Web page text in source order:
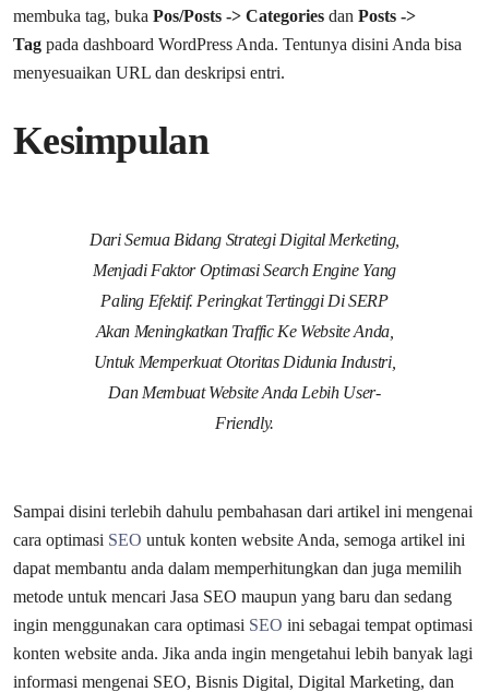
membuka tag, buka Pos/Posts -> Categories dan Posts ->
Tag pada dashboard WordPress Anda. Tentunya disini Anda bisa
menyesuaikan URL dan deskripsi entri.
Kesimpulan
Dari Semua Bidang Strategi Digital Merketing,
Menjadi Faktor Optimasi Search Engine Yang
Paling Efektif. Peringkat Tertinggi Di SERP
Akan Meningkatkan Traffic Ke Website Anda,
Untuk Memperkuat Otoritas Didunia Industri,
Dan Membuat Website Anda Lebih User-
Friendly.
Sampai disini terlebih dahulu pembahasan dari artikel ini mengenai
cara optimasi SEO untuk konten website Anda, semoga artikel ini
dapat membantu anda dalam memperhitungkan dan juga memilih
metode untuk mencari Jasa SEO maupun yang baru dan sedang
ingin menggunakan cara optimasi SEO ini sebagai tempat optimasi
konten website anda. Jika anda ingin mengetahui lebih banyak lagi
informasi mengenai SEO, Bisnis Digital, Digital Marketing, dan